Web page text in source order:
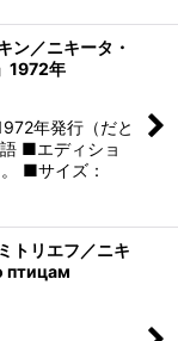
ン／ニキータ・
1972年
年発行（だと
■エディショ
■サイズ：
トリエフ／ニキ
птицам